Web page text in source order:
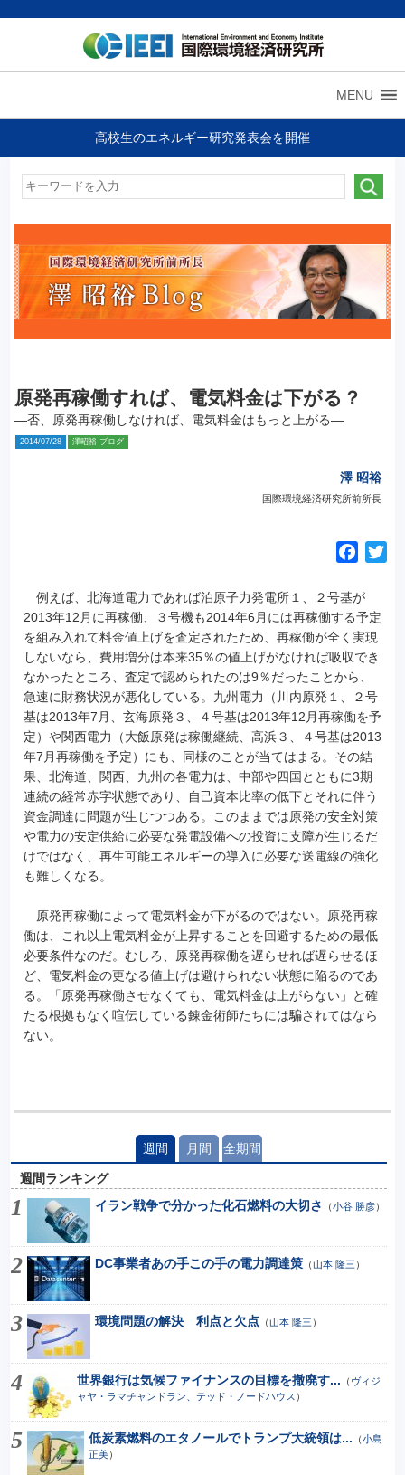
MENU
高校生のエネルギー研究発表会を開催
原発再稼働すれば、電気料金は下がる？
—否、原発再稼働しなければ、電気料金はもっと上がる—
2014/07/28 澤昭裕 ブログ
澤 昭裕
国際環境経済研究所前所長
c
e
b
o
o
k
例えば、北海道電力であれば泊原子力発電所１、２号基が
2013年12月に再稼働、３号機も2014年6月には再稼働する予定
を組み入れて料金値上げを査定されたため、再稼働が全く実現
しないなら、費用増分は本来35％の値上げがなければ吸収でき
なかったところ、査定で認められたのは9％だったことから、
急速に財務状況が悪化している。九州電力（川内原発１、２号
基は2013年7月、玄海原発３、４号基は2013年12月再稼働を予
定）や関西電力（大飯原発は稼働継続、高浜３、４号基は2013
年7月再稼働を予定）にも、同様のことが当てはまる。その結
果、北海道、関西、九州の各電力は、中部や四国とともに3期
連続の経常赤字状態であり、自己資本比率の低下とそれに伴う
資金調達に問題が生じつつある。このままでは原発の安全対策
や電力の安定供給に必要な発電設備への投資に支障が生じるだ
けではなく、再生可能エネルギーの導入に必要な送電線の強化
も難しくなる。
原発再稼働によって電気料金が下がるのではない。原発再稼
働は、これ以上電気料金が上昇することを回避するための最低
必要条件なのだ。むしろ、原発再稼働を遅らせれば遅らせるほ
ど、電気料金の更なる値上げは避けられない状態に陥るのであ
る。「原発再稼働させなくても、電気料金は上がらない」と確
たる根拠もなく喧伝している錬金術師たちには騙されてはなら
ない。
週間 月間 全期間
週間ランキング
イラン戦争で分かった化石燃料の大切さ
（小谷 勝彦）
DC事業者あの手この手の電力調達策（山本 隆三 ）
環境問題の解決 利点と欠点 （山本 隆三 ）
世界銀行は気候ファイナンスの目標を撤廃す... （ ヴィジ
ャヤ・ラマチャンドラン、テッド・ノードハウス ）
低炭素燃料のエタノールでトランプ大統領は... （小島
正美）